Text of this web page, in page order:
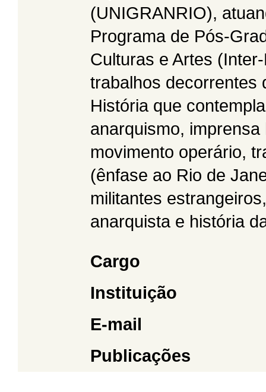
(UNIGRANRIO),
Programa de Pós-
Culturas e Artes
trabalhos decorrentes
História que
anarquismo,
movimento operário,
(ênfase ao Rio de
militantes
anarquista e história
Cargo
Instituição
E-mail
Publicações